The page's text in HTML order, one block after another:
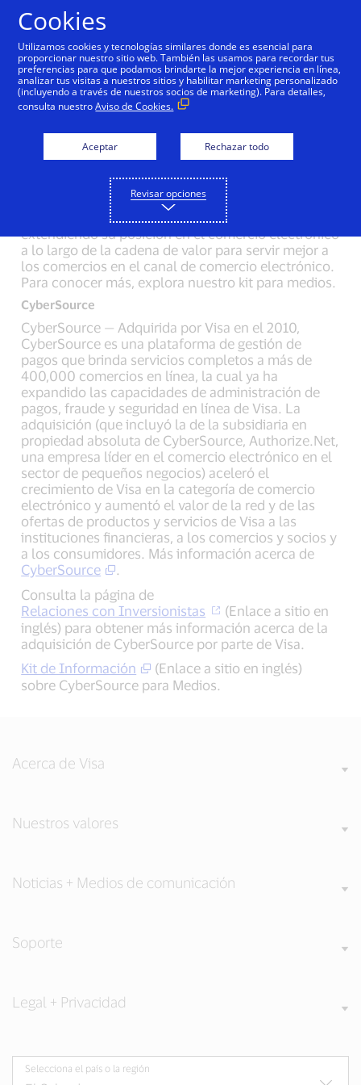
Kit de Información sobre
Comercio Electrónico
para Medios
Desde que surgieron las compras en línea, Visa ha
venido logrando que el comercio electrónico
resulte seguro, confiable y conveniente. Visa está
extendiendo su posición en el comercio electrónico
a lo largo de la cadena de valor para servir mejor a
los comercios en el canal de comercio electrónico.
Para conocer más, explora nuestro kit para medios.
CyberSource
CyberSource — Adquirida por Visa en el 2010,
CyberSource es una plataforma de gestión de
pagos que brinda servicios completos a más de
400,000 comercios en línea, la cual ya ha
expandido las capacidades de administración de
pagos, fraude y seguridad en línea de Visa. La
adquisición (que incluyó la de la subsidiaria en
propiedad absoluta de CyberSource, Authorize.Net,
una empresa líder en el comercio electrónico en el
sector de pequeños negocios) aceleró el
crecimiento de Visa en la categoría de comercio
electrónico y aumentó el valor de la red y de las
ofertas de productos y servicios de Visa a las
instituciones financieras, a los comercios y socios y
a los consumidores. Más información acerca de
CyberSource
.
Consulta la página de
Relaciones con Inversionistas
(Enlace a sitio en
inglés) para obtener más información acerca de la
adquisición de CyberSource por parte de Visa.
Kit de Información
(Enlace a sitio en inglés)
sobre CyberSource para Medios.
Acerca de Visa
Nuestros valores
Noticias + Medios de comunicación
Soporte
Legal + Privacidad
Selecciona el país o la región
Cookies
Utilizamos cookies y tecnologías similares donde es esencial para
proporcionar nuestro sitio web. También las usamos para recordar tus
preferencias para que podamos brindarte la mejor experiencia en línea,
analizar tus visitas a nuestros sitios y habilitar marketing personalizado
(incluyendo a través de nuestros socios de marketing). Para detalles,
consulta nuestroAviso de Cookies.
Aceptar Rechazar todo
Revisar opciones